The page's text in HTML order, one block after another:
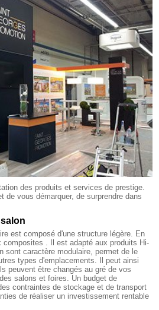
des produits et services de prestige.
de vous démarquer, de surprendre dans
est composé d'une structure légère. En
composites . Il est adapté aux produits Hi-
sont caractère modulaire, permet de le
types d'emplacements. Il peut ainsi
peuvent être changés au gré de vos
salons et foires. Un budget de
contraintes de stockage et de transport
de réaliser un investissement rentable